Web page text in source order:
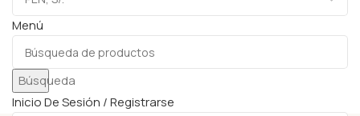
Menú
Búsqueda
Inicio De Sesión / Registrarse